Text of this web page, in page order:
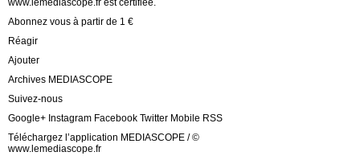
www.lemediascope.fr est certifiée.
Abonnez vous à partir de 1 €
Réagir
Ajouter
Archives MEDIASCOPE
Suivez-nous
Google+ Instagram Facebook Twitter Mobile RSS
Téléchargez l’application MEDIASCOPE / ©
www.lemediascope.fr